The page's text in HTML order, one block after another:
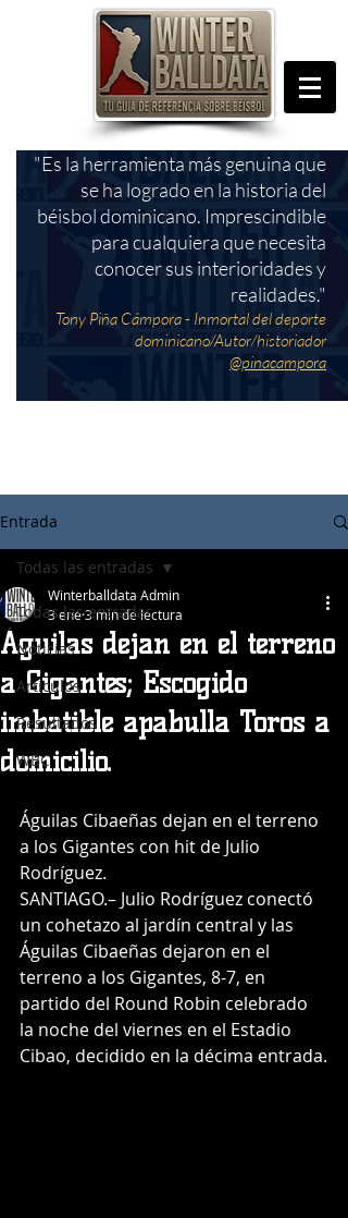
"Es la herramienta más genuina que
se ha logrado en la historia del
béisbol dominicano. Imprescindible
para cualquiera que necesita
conocer sus interioridades y
realidades."
Tony Piña Cámpora - Inmortal del deporte
dominicano/Autor/historiador
@pinacampora
Entrada
Todas las entradas
Noticias
Articulos
Resultados
WBC
Todas las entradas
Águilas dejan en el terreno
a Gigantes; Escogido
imbatible apabulla Toros a
domicilio.
Winterballdata Admin
3 ene3 min de lectura
Águilas Cibaeñas dejan en el terreno
a los Gigantes con hit de Julio
Rodríguez.
SANTIAGO.– Julio Rodríguez conectó
un cohetazo al jardín central y las
Águilas Cibaeñas dejaron en el
terreno a los Gigantes, 8-7, en
partido del Round Robin celebrado
la noche del viernes en el Estadio
Cibao, decidido en la décima entrada.